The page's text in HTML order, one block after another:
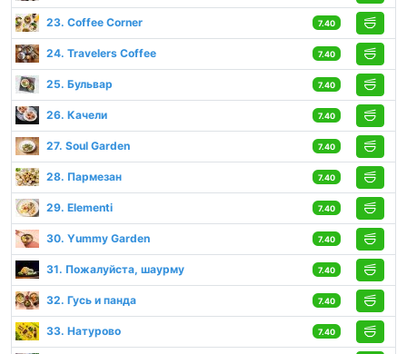
23. Coffee Corner 7.40
24. Travelers Coffee 7.40
25. Бульвар 7.40
26. Качели 7.40
27. Soul Garden 7.40
28. Пармезан 7.40
29. Elementi 7.40
30. Yummy Garden 7.40
31. Пожалуйста, шаурму 7.40
32. Гусь и панда 7.40
33. Натурово 7.40